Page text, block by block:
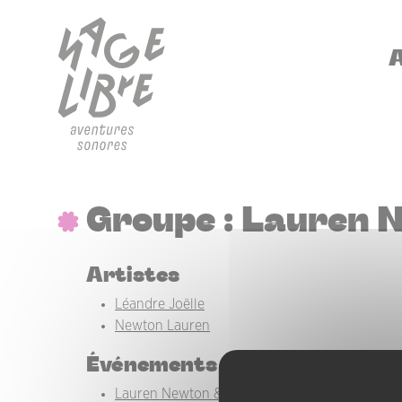
Groupe : Lauren
Artistes
Léandre Joëlle
Newton Lauren
Événements
Lauren Newton & Joëlle Léandre